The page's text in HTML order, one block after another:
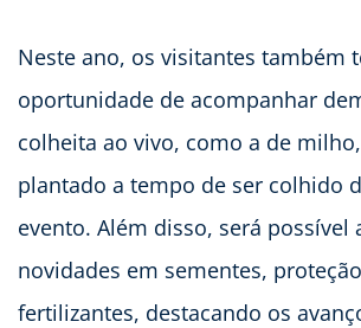
Neste ano, os visitantes também
oportunidade de acompanhar
colheita ao vivo, como a de
plantado a tempo de ser colhido
evento. Além disso, será possível
novidades em sementes,
fertilizantes, destacando os